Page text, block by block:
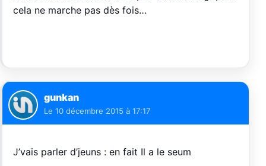
cela ne marche pas dès fois…
gunkan
Le 10 décembre 2015 à 17:17
J’vais parler d’jeuns : en fait Il a le seum